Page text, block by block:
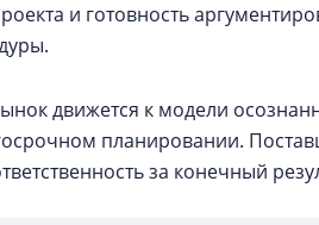
и готовность
движется к модели
планировании.
за конечный